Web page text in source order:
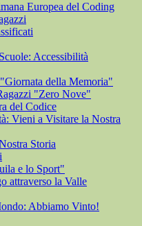
Europea del Coding
Accessibilità
della Memoria"
"Zero Nove"
del Codice
Vieni a Visitare la Nostra
Storia
e lo Sport"
attraverso la Valle
Abbiamo Vinto!